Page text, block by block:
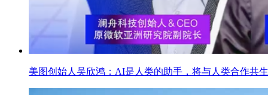
美图创始人吴欣鸿：AI是人类的助手，将与人类合作共生